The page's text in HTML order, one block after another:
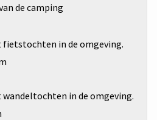
de camping
fietstochten in de omgeving.
wandeltochten in de omgeving.